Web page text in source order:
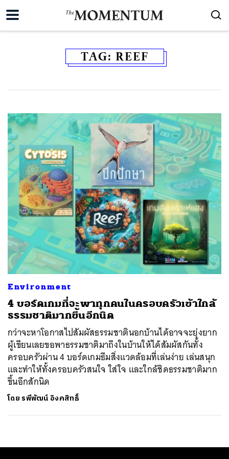
TAG: REEF
Environment
4 บอร์ดเกมที่จะพาทุกคนในครอบครัวเข้าใกล้
ธรรมชาติมากขึ้นอีกนิด
กว่าจะหาโอกาสไปสัมผัสธรรมชาตินอกบ้านได้อาจจะยุ่งยาก
ผู้เขียนเลยขอพาธรรมชาติมาถึงในบ้านให้ได้สัมผัสกันทั้ง
ครอบครัวผ่าน 4 บอร์ดเกมธีมสิ่งแวดล้อมที่เล่นง่าย เล่นสนุก
และทำให้ทั้งครอบครัวสนใจ ใส่ใจ และใกล้ชิดธรรมชาติมาก
ขึ้นอีกสักนิด
โดย รพีพัฒน์ อิงคสิทธิ์
ค้นหา
SHARE TWEET LINE EMAIL